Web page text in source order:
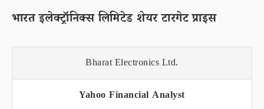
भारत इलेक्ट्रॉनिक्स लिमिटेड शेयर टारगेट प्राइस
Bharat Electronics Ltd.
Yahoo Financial Analyst